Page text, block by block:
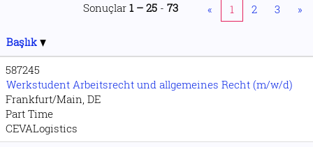
Sonuçlar 1 – 25 - 73 « 1 2 3 »
Başlık
587245
Werkstudent Arbeitsrecht und allgemeines Recht (m/w/d)
Frankfurt/Main, DE
Part Time
CEVALogistics